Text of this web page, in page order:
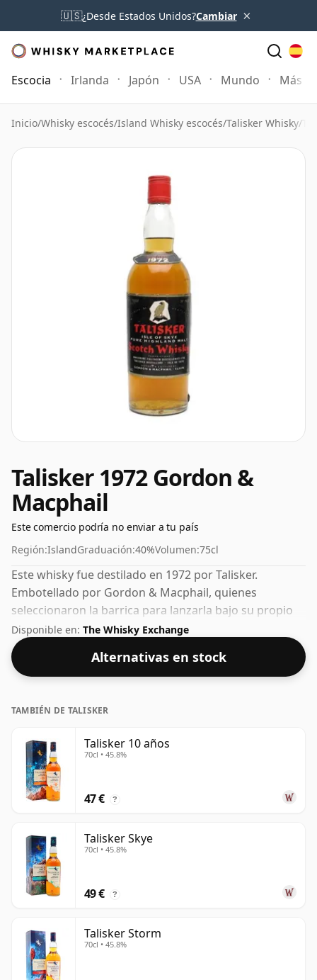
🇺🇸¿Desde Estados Unidos?Cambiar ×
Escocia Irlanda Japón USA Mundo Más
Inicio/Whisky escocés/Island Whisky escocés/Talisker Whisky/
Talisker 1972 Gordon &
Macphail
Este comercio podría no enviar a tu país
Región:IslandGraduación:40%Volumen:75cl
Este whisky fue destilado en 1972 por Talisker.
Embotellado por Gordon & Macphail, quienes
seleccionaron la barrica para lanzarla bajo su propio
sello. Este whisky viene en una botella de 75 cl y se
embotelló con una concentración del 40%.
Disponible en: The Whisky Exchange
Alternativas en stock
TAMBIÉN DE TALISKER
Talisker 10 años
70cl • 45.8%
47 € ?
Talisker Skye
70cl • 45.8%
49 € ?
Talisker Storm
70cl • 45.8%